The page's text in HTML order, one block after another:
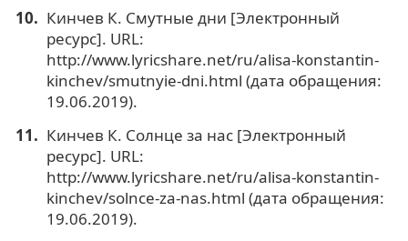
Кинчев К. Смутные дни [Электронный
ресурс]. URL:
http://www.lyricshare.net/ru/alisa-konstantin-
kinchev/smutnyie-dni.html (дата обращения:
19.06.2019).
Кинчев К. Солнце за нас [Электронный
ресурс]. URL:
http://www.lyricshare.net/ru/alisa-konstantin-
kinchev/solnce-za-nas.html (дата обращения:
19.06.2019).